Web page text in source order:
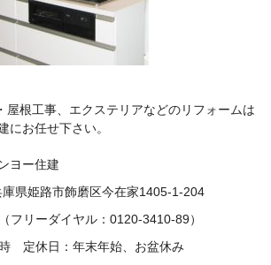
屋根工事、エクステリアなどのリフォームは
にお任せ下さい。
ヨー住建
県姫路市飾磨区今在家1405-1-204
フリーダイヤル：0120-3410-89）
定休日：年末年始、お盆休み